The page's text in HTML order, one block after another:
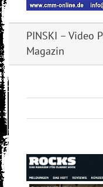
PINSKI – Video
Magazin
View
Image